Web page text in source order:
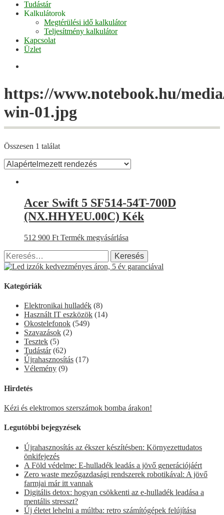
Tudástár
Kalkulátorok
Megtérülési idő kalkulátor
Teljesítmény kalkulátor
Kapcsolat
Üzlet
https://www.notebook.hu/
win-01.jpg
Összesen 1 találat
Acer Swift 5 SF514-54T-700D
(NX.HHYEU.00C) Kék
512 900 Ft Termék megvásárlása
Keresés:
Kategóriák
Elektronikai hulladék (8)
Használt IT eszközök (14)
Okostelefonok (549)
Szavazások (2)
Tesztek (5)
Tudástár(62)
Újrahasznosítás (17)
Vélemény (9)
Hirdetés
Kézi és elektromos szerszámok bomba árakon!
Legutóbbi bejegyzések
Újrahasznosítás az ékszer készítésben: Környezettudatos
önkifejezés
A Föld védelme: E-hulladék leadás a jövő generációjáért
Zero waste mezőgazdasági rendszerek robotikával: A jövő
farmjai már itt vannak
Digitális detox: hogyan csökkenti az e-hulladék leadása a
mentális stresszt?
Új életet lehelni a múltba: retro számítógépek felújítása